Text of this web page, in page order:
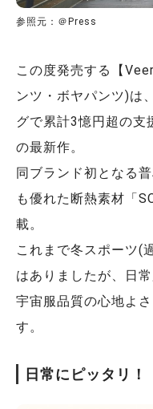
参照元：＠Press
この度発売する【
ンツ・ボヤパンツ)は
グで累計3憶円超の支
の最新作。
同ブランド初となる
も優れた断熱素材「
載。
これまで冬スポーツ(
はありましたが、日
宇宙服品質の心地よ
す。
日常にピッタリ！